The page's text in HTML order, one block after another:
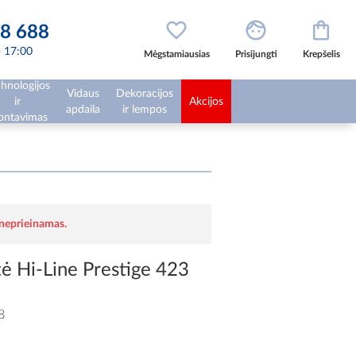
688
17:00 Mėgstamiausias Prisijungti Krepšelis
ir
Vidaus
apdaila
Dekoracijos
ir lempos
Akcijos
Hi-Line Prestige 423